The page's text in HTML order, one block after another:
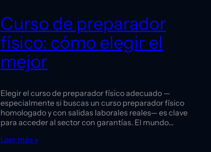
Curso de preparador
físico: cómo elegir el
mejor
Elegir el curso de preparador físico adecuado —
especialmente si buscas un curso preparador físico
homologado y con salidas laborales reales— es clave
para acceder al sector con garantías. El mundo…
Leer más »